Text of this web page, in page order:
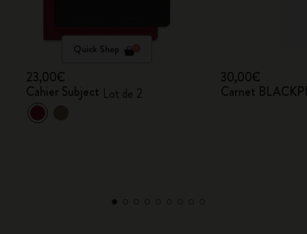
Quick Shop
23,00€
Cahier Subject Lot de 2
30,00€
Carnet